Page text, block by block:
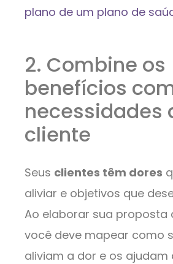
plano de um plano de
2. Combine os
benefícios
necessidades
cliente
Seus clientes têm dores
aliviar e objetivos que
Ao elaborar sua proposta
você deve mapear como
aliviam a dor e os ajudam